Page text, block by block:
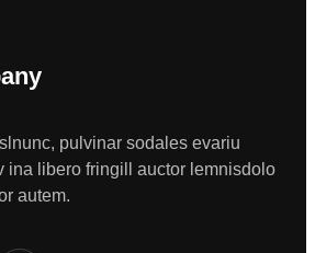
pulvinar sodales evariu
ina libero fringill auctor lemnisdolo
autem.